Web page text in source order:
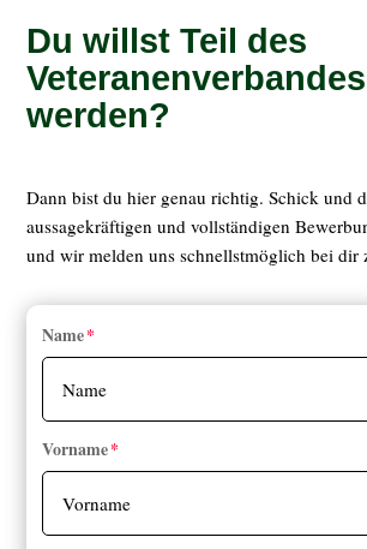
Du willst Teil des
Veteranenverbandes
werden?
Dann bist du hier genau richtig. Schick und
aussagekräftigen und vollständigen
und wir melden uns schnellstmöglich bei dir
Name
Vorname